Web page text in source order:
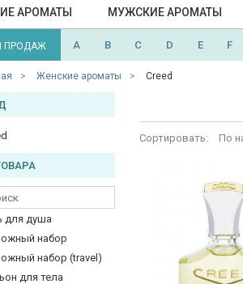
АРОМАТЫ МУЖСКИЕ АРОМАТЫ
ПРОДАЖ A B C D E F
Женские ароматы Creed
для душа
набор
набор (travel)
для тела
Сортировать: По